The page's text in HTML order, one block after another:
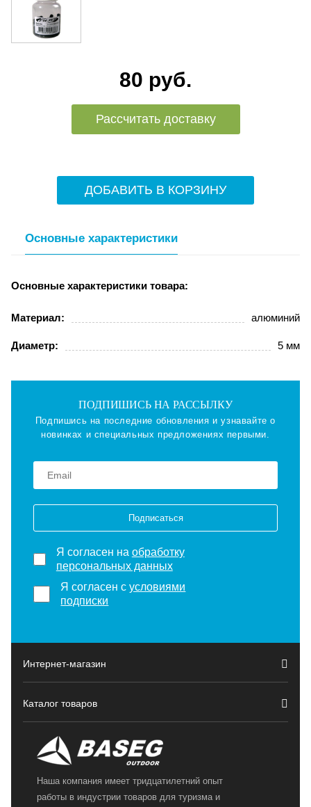
80 руб.
Рассчитать доставку
ДОБАВИТЬ В КОРЗИНУ
Основные характеристики
Основные характеристики товара:
Материал: алюминий
Диаметр: 5 мм
ПОДПИШИСЬ НА РАССЫЛКУ
Подпишись на последние обновления и узнавайте о
новинках и специальных предложениях первыми.
Подписаться
Я согласен на обработку
персональных данных
Я согласен сусловиями
подписки
Интернет-магазин
Каталог товаров
Наша компания имеет тридцатилетний опыт
работы в индустрии товаров для туризма и